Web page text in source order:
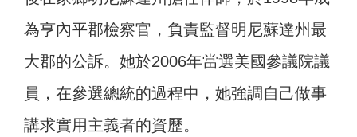
為亨內平郡檢察官，負責監督明尼蘇達州最
大郡的公訴。她於2006年當選美國參議院議
員，在參選總統的過程中，她強調自己做事
講求實用主義者的資歷。